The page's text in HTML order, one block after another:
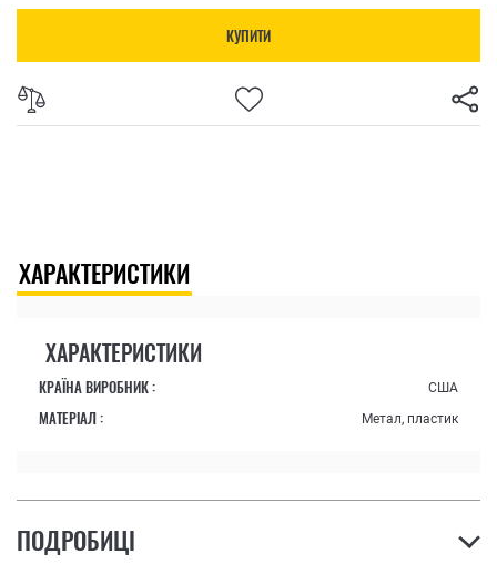
КУПИТИ
ХАРАКТЕРИСТИКИ
ХАРАКТЕРИСТИКИ
КРАЇНА ВИРОБНИК : США
МАТЕРІАЛ : Метал, пластик
ПОДРОБИЦІ